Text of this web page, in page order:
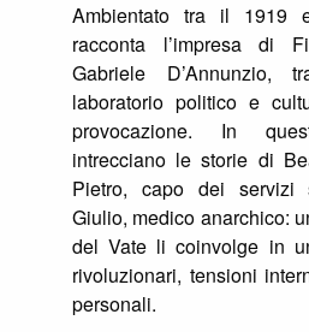
Ambientato tra il
racconta l’impresa di
Gabriele D’Annunzio,
laboratorio politico e
provocazione. In
intrecciano le storie di
Pietro, capo dei servizi
Giulio, medico anarchico:
del Vate li coinvolge in
rivoluzionari, tensioni
personali.